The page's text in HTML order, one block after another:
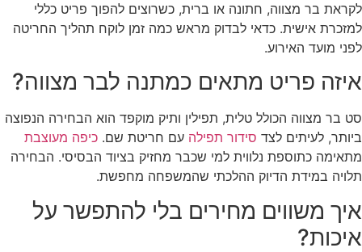
לקראת בר מצווה, חתונה או ברית, כשרוצים להפוך פריט כללי
למזכרת אישית. כדאי לבדוק מראש כמה זמן לוקח תהליך החריטה
לפני מועד האירוע.
איזה פריט מתאים כמתנה לבר מצווה?
סט בר מצווה הכולל טלית, תפילין ותיק מוקפד הוא הבחירה הנפוצה
ביותר, לעיתים לצד סידור תפילה עם חריטת שם. כיפה מעוצבת
מתאימה כתוספת נלווית למי שכבר מחזיק בציוד הבסיסי. הבחירה
תלויה במידת הדיוק ההלכתי שהמשפחה מחפשת.
איך משווים מחירים בלי להתפשר על
איכות?